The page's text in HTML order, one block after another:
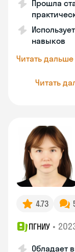
Прошла
навыков
Читать дальше
Читать
4.73
ПГНИУ •
Обладает